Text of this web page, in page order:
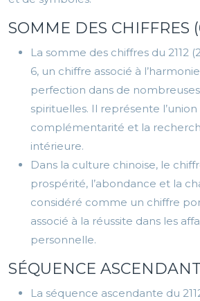
SOMME DES CHIFFRES
La somme des chiffres du 2112
6, un chiffre associé à
perfection dans de
spirituelles. Il représente
complémentarité et la
intérieure.
Dans la culture chinoise, le
prospérité, l’abondance et la
considéré comme un chiffre
associé à la réussite dans les
personnelle.
SÉQUENCE
La séquence ascendante du